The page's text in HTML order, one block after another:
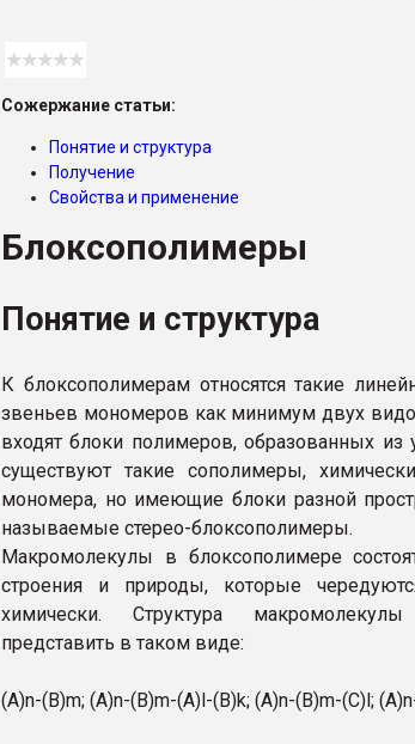
ПЕРЕЙТИ НА ФОРУМ
Сожержание статьи:
Понятие и структура
Получение
Свойства и применение
Блоксополимеры
Понятие и структура
К блоксополимерам относятся такие
звеньев мономеров как минимум двух
входят блоки полимеров, образованных
существуют такие сополимеры,
мономера, но имеющие блоки разной
называемые стерео-блоксополимеры.
Макромолекулы в блоксополимере
строения и природы, которые
химически. Структура
представить в таком виде:
(А)n-(В)m; (А)n-(В)m-(А)l-(В)k; (А)n-(В)m-(С)l;